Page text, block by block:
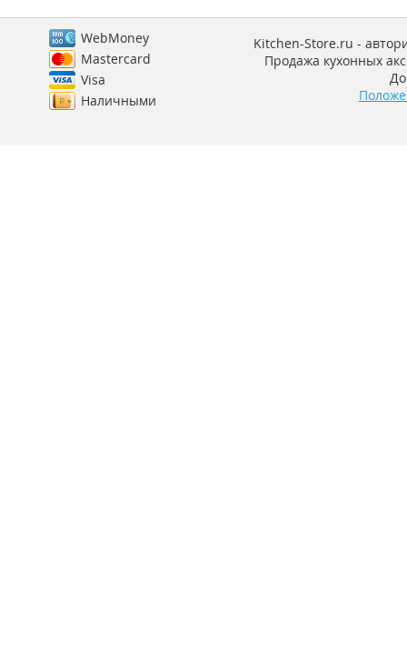
WebMoney
Mastercard
Visa
Наличными
Kitchen-Store.ru -
Продажа кухонных